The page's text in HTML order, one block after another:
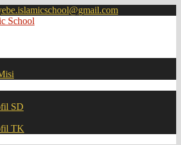
SD
TK